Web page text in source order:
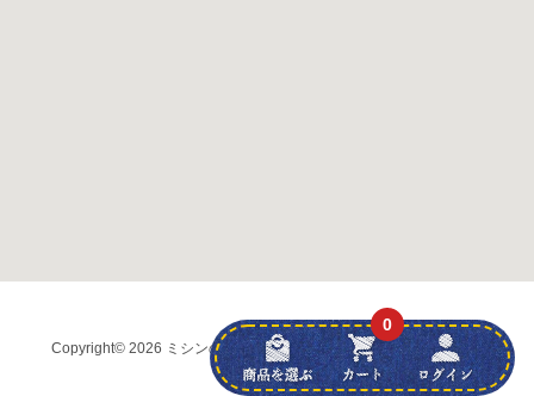
Copyright© 2026 ミシンの友社 (株)弘前ブラザーall rights reserved.
0